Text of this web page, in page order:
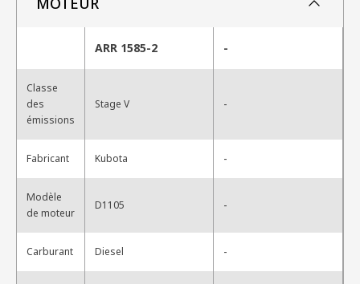
ARR 1585-2 -
Classe
des
émissions
Stage V -
Fabricant Kubota -
Modèle
de moteur
D1105 -
Carburant Diesel -